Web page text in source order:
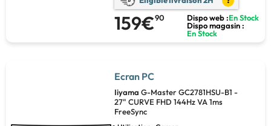
159€90 Dispo web :En Stock
Dispo magasin :
En Stock
Ecran PC
Iiyama G-Master GC2781HSU-B1 -
27" CURVE FHD 144Hz VA 1ms
FreeSync